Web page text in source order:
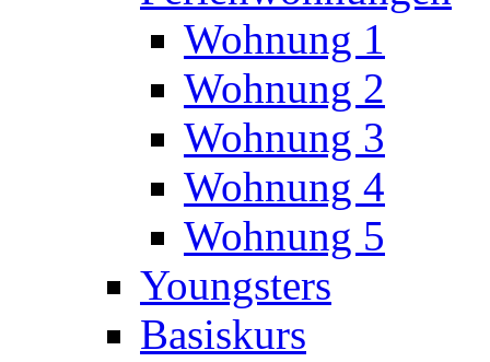
Wohnung 1
Wohnung 2
Wohnung 3
Wohnung 4
Wohnung 5
Youngsters
Basiskurs